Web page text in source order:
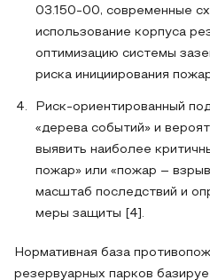
03.150-00, современные
использование корпуса
оптимизацию системы
риска инициирования
Риск-ориентированный
«дерева событий» и
выявить наиболее
пожар» или «пожар –
масштаб последствий и
меры защиты [4].
Нормативная база
резервуарных парков